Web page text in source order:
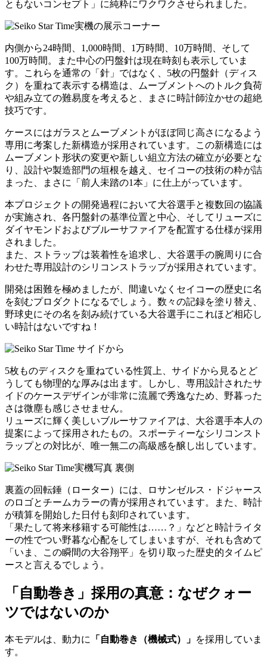
ともないコンセプト」に純粋にワクワクさせられました。
内側から24時間、1,000時間、1万時間、10万時間、そして
100万時間。また中心の円盤針は現在時刻も表示していま
す。これらを通常の「針」ではなく、5枚の円盤針（ディス
ク）を重ねて表示する構造は、ムーブメントへのトルク負荷
や組み立ての難易度を考えると、まさに時計師泣かせの超絶
技巧です。
ケースにはガラスとムーブメントがほぼ同じ高さになるよう
専用に考案した新構造が採用されています。この新構造には
ムーブメント形状の変更や新しい組立方法の確立が必要とな
り、設計や製造部門の垣根を越え、セイコーの技術の粋が詰
まった、まさに「前人未踏の1本」に仕上がっています。
本プロジェクトの開発過程において大谷選手と複数回の協議
が実施され、各円盤針の基準位置と中心、そしてリューズに
ダイヤモンドおよびブルーサファイアを配置する仕様が採用
されました。
また、ストラップは装着性を追求し、大谷選手の腕周りに合
わせた専用設計のシリコンストラップが採用されています。
開発は困難を極めましたが、間違いなくセイコーの歴史に名
を刻むプロダクトになるでしょう。数々の記録を塗り替え、
野球史にその名を刻み続けている大谷選手にこれほど相応し
い時計はないですね！
5枚ものディスクを重ねている性質上、サイドから見るとど
うしても物理的な厚みは出ます。しかし、専用設計されたサ
イドのケースデザインが非常に流麗で秀逸なため、野暮った
さは微塵も感じさせません。
リューズに輝く美しいブルーサファイアは、大谷選手本人の
提案によって採用されたもの。スポーティーなシリコンスト
ラップとの対比が、唯一無二の高級感を醸し出しています。
裏蓋の回転錘（ローター）には、ロサンゼルス・ドジャース
のロゴとチームカラーの青が採用されています。また、時計
が積算を開始した日付も刻印されています。
「果たして将来移籍する可能性は……？」などと時計ライタ
ーの性でつい野暮な心配をしてしまいますが、それも含めて
「いま、この瞬間の大谷翔平」を切り取った歴史的タイムピ
ースと言えるでしょう。
「自動巻き」採用の真意：なぜクォー
ツではないのか
本モデルは、動力に 「自動巻き（機械式）」 を採用していま
す。